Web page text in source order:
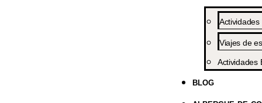
Viajes de
Actividades
BLOG